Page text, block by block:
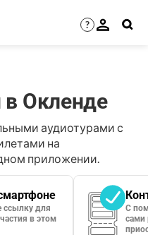
?
в Окленде
аудиотурами с
на
приложении.
ссылку для
в этом
С
сами